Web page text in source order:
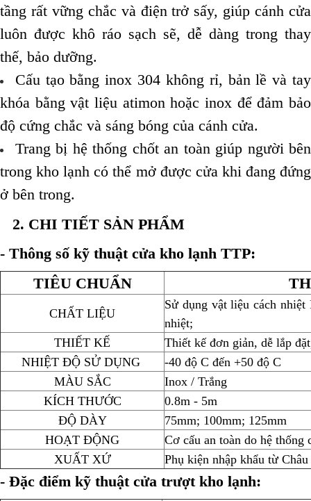
tầng rất vững chắc và điện trở sấy, giúp cánh cửa
luôn được khô ráo sạch sẽ, dễ dàng trong thay
thế, bảo dưỡng.
Cấu tạo bằng inox 304 không rỉ, bản lề và tay
khóa bằng vật liệu atimon hoặc inox để đảm bảo
độ cứng chắc và sáng bóng của cánh cửa.
Trang bị hệ thống chốt an toàn giúp người bên
trong kho lạnh có thể mở được cửa khi đang đứng
ở bên trong.
2. CHI TIẾT SẢN PHẨM
- Thông số kỹ thuật cửa kho lạnh TTP:
TIÊU CHUẨN
CHẤT LIỆU
Sử dụng vật liệu cách
nhiệt;
THIẾT KẾ
Thiết kế đơn giản, dễ lắp
NHIỆT ĐỘ SỬ DỤNG
-40 độ C đến +50 độ C
MÀU SẮC
Inox / Trắng
KÍCH THƯỚC
0.8m - 5m
ĐỘ DÀY
75mm; 100mm; 125mm
HOẠT ĐỘNG
Cơ cấu an toàn do hệ
XUẤT XỨ
Phụ kiện nhập khẩu từ
- Đặc điểm kỹ thuật cửa trượt kho lạnh: